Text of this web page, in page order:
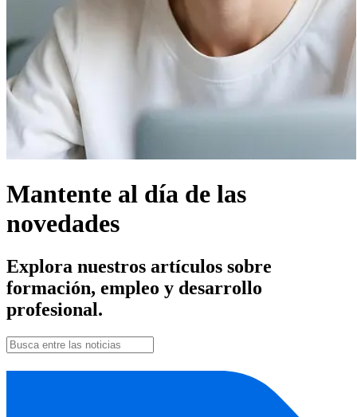
Mantente al día de las
novedades
Explora nuestros artículos sobre
formación, empleo y desarrollo
profesional.